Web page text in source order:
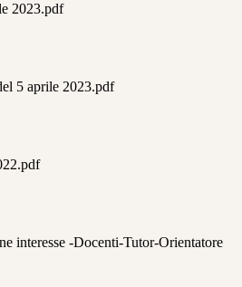
2023.pdf
5 aprile 2023.pdf
interesse -Docenti-Tutor-Orientatore